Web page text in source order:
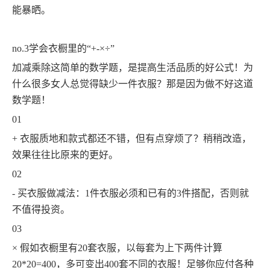
能暴晒。
no.3学会衣橱里的“+-×÷”
加减乘除这简单的数学题，是提高生活品质的好公式！为
什么很多女人总觉得缺少一件衣服？那是因为做不好这道
数学题！
01
+ 衣服质地和款式都还不错，但有点穿烦了？稍稍改造，
效果往往比原来的更好。
02
- 买衣服做减法：1件衣服必须和已有的3件搭配，否则就
不值得投资。
03
× 假如衣橱里有20套衣服，以每套为上下两件计算
20*20=400，多可变出400套不同的衣服！足够你应付各种